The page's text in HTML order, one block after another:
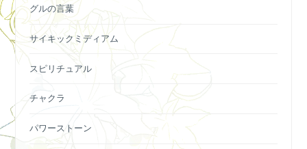
グルの言葉
サイキックミディアム
スピリチュアル
チャクラ
パワーストーン